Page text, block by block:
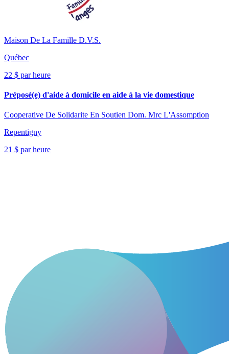
Maison De La Famille D.V.S.
Québec
22 $ par heure
Préposé(e) d'aide à domicile en aide à la vie domestique
Cooperative De Solidarite En Soutien Dom. Mrc L'Assomption
Repentigny
21 $ par heure